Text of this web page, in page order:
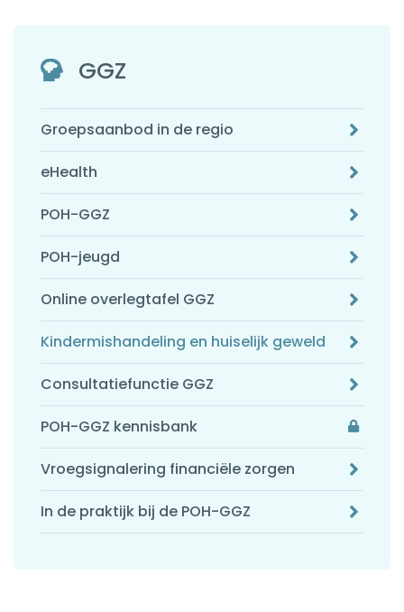
GGZ
Groepsaanbod in de regio
eHealth
POH-GGZ
POH-jeugd
Online overlegtafel GGZ
Kindermishandeling en huiselijk geweld
Consultatiefunctie GGZ
POH-GGZ kennisbank
Vroegsignalering financiële zorgen
In de praktijk bij de POH-GGZ